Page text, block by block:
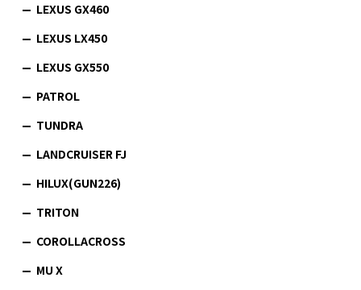
LEXUS GX460
LEXUS LX450
LEXUS GX550
PATROL
TUNDRA
LANDCRUISER FJ
HILUX(GUN226)
TRITON
COROLLACROSS
MU X